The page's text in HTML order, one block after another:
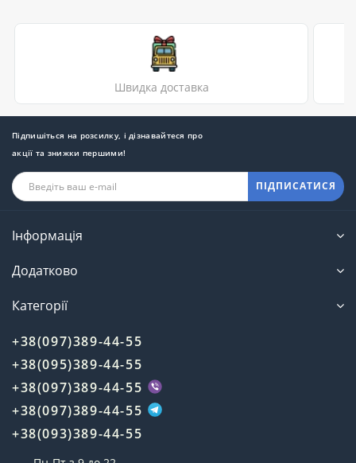
Швидка доставка
Підпишіться на розсилку, і дізнавайтеся про
акції та знижки першими!
ПІДПИСАТИСЯ
Інформація
Додатково
Категорії
+38(097)389-44-55
+38(095)389-44-55
+38(097)389-44-55
+38(097)389-44-55
+38(093)389-44-55